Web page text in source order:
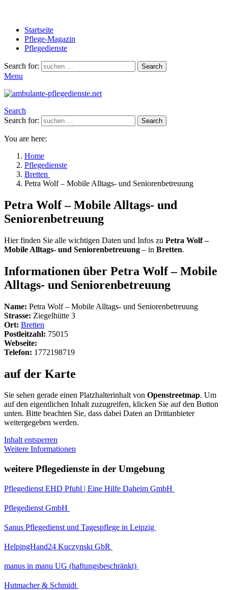
Startseite
Pflege-Magazin
Pflegedienste
Search for: Search
Menu
Search
Search for:
Search
You are here:
Home
Pflegedienste
Bretten
Petra Wolf – Mobile Alltags- und Seniorenbetreuung
Petra Wolf – Mobile Alltags- und
Seniorenbetreuung
Hier finden Sie alle wichtigen Daten und Infos zu Petra Wolf –
Mobile Alltags- und Seniorenbetreuung – in Bretten.
Informationen über Petra Wolf – Mobile
Alltags- und Seniorenbetreuung
Name: Petra Wolf – Mobile Alltags- und Seniorenbetreuung
Strasse: Ziegelhütte 3
Ort: Bretten
Postleitzahl: 75015
Webseite:
Telefon: 1772198719
auf der Karte
Sie sehen gerade einen Platzhalterinhalt von Openstreetmap. Um
auf den eigentlichen Inhalt zuzugreifen, klicken Sie auf den Button
unten. Bitte beachten Sie, dass dabei Daten an Drittanbieter
weitergegeben werden.
Inhalt entsperren
Weitere Informationen
weitere Pflegedienste in der Umgebung
Pflegedienst EHD Pfuhl | Eine Hilfe Daheim GmbH
Pflegedienst GmbH
Sanus Pflegedienst und Tagespflege in Leipzig
HelpingHand24 Kuczynski GbR
manus in manu UG (haftungsbeschränkt)
Hutmacher & Schmidt